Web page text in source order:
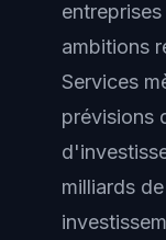
ambitions
Services
prévisions
milliards